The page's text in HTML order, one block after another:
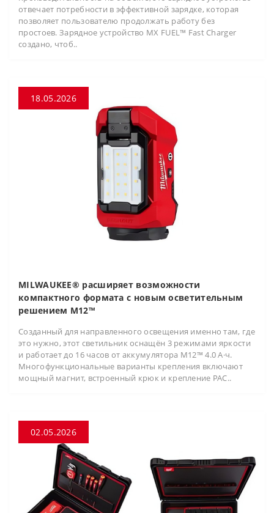
отвечает потребности в эффективной зарядке, которая
позволяет пользователю продолжать работу без
простоев. Зарядное устройство MX FUEL™ Fast Charger
создано, чтоб..
18.05.2026
MILWAUKEE® расширяет возможности
компактного формата с новым осветительным
решением M12™
Созданный для направленного освещения именно там, где
это нужно, этот светильник оснащён 3 режимами яркости
и работает до 16 часов от аккумулятора M12™ 4.0 А·ч.
Многофункциональные варианты крепления включают
мощный магнит, встроенный крюк и крепление PAC..
02.05.2026